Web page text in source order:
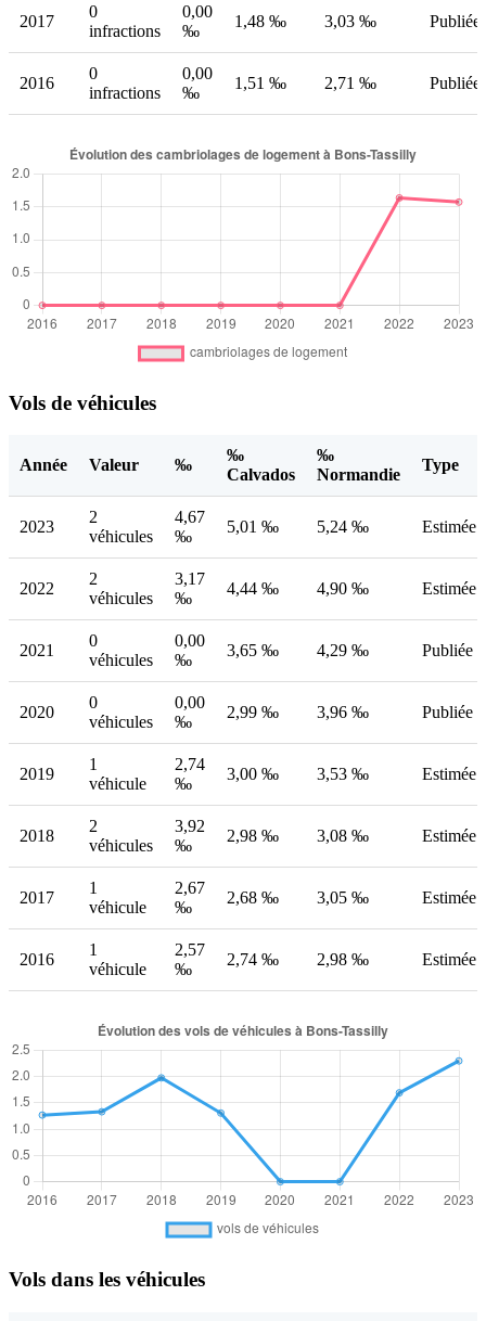
2017
0
infractions
0,00
‰
1,48 ‰ 3,03 ‰ Publiée
2016
0
infractions
0,00
‰
1,51 ‰ 2,71 ‰ Publiée
Vols de véhicules
Année Valeur ‰
‰
Calvados
‰
Normandie
Type
2023
2
véhicules
4,67
‰
5,01 ‰ 5,24 ‰ Estimée
2022
2
véhicules
3,17
‰
4,44 ‰ 4,90 ‰ Estimée
2021
0
véhicules
0,00
‰
3,65 ‰ 4,29 ‰ Publiée
2020
0
véhicules
0,00
‰
2,99 ‰ 3,96 ‰ Publiée
2019
1
véhicule
2,74
‰
3,00 ‰ 3,53 ‰ Estimée
2018
2
véhicules
3,92
‰
2,98 ‰ 3,08 ‰ Estimée
2017
1
véhicule
2,67
‰
2,68 ‰ 3,05 ‰ Estimée
2016
1
véhicule
2,57
‰
2,74 ‰ 2,98 ‰ Estimée
Vols dans les véhicules